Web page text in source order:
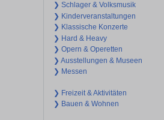
❯ Schlager & Volksmusik
❯ Kinderveranstaltungen
❯ Klassische Konzerte
❯ Hard & Heavy
❯ Opern & Operetten
❯ Ausstellungen & Museen
❯ Messen
❯ Freizeit & Aktivitäten
❯ Bauen & Wohnen